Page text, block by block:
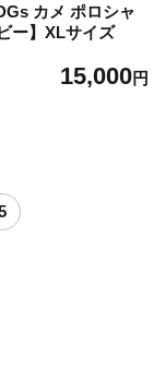
カメ ポロシャ
ー】XLサイズ
15,000円